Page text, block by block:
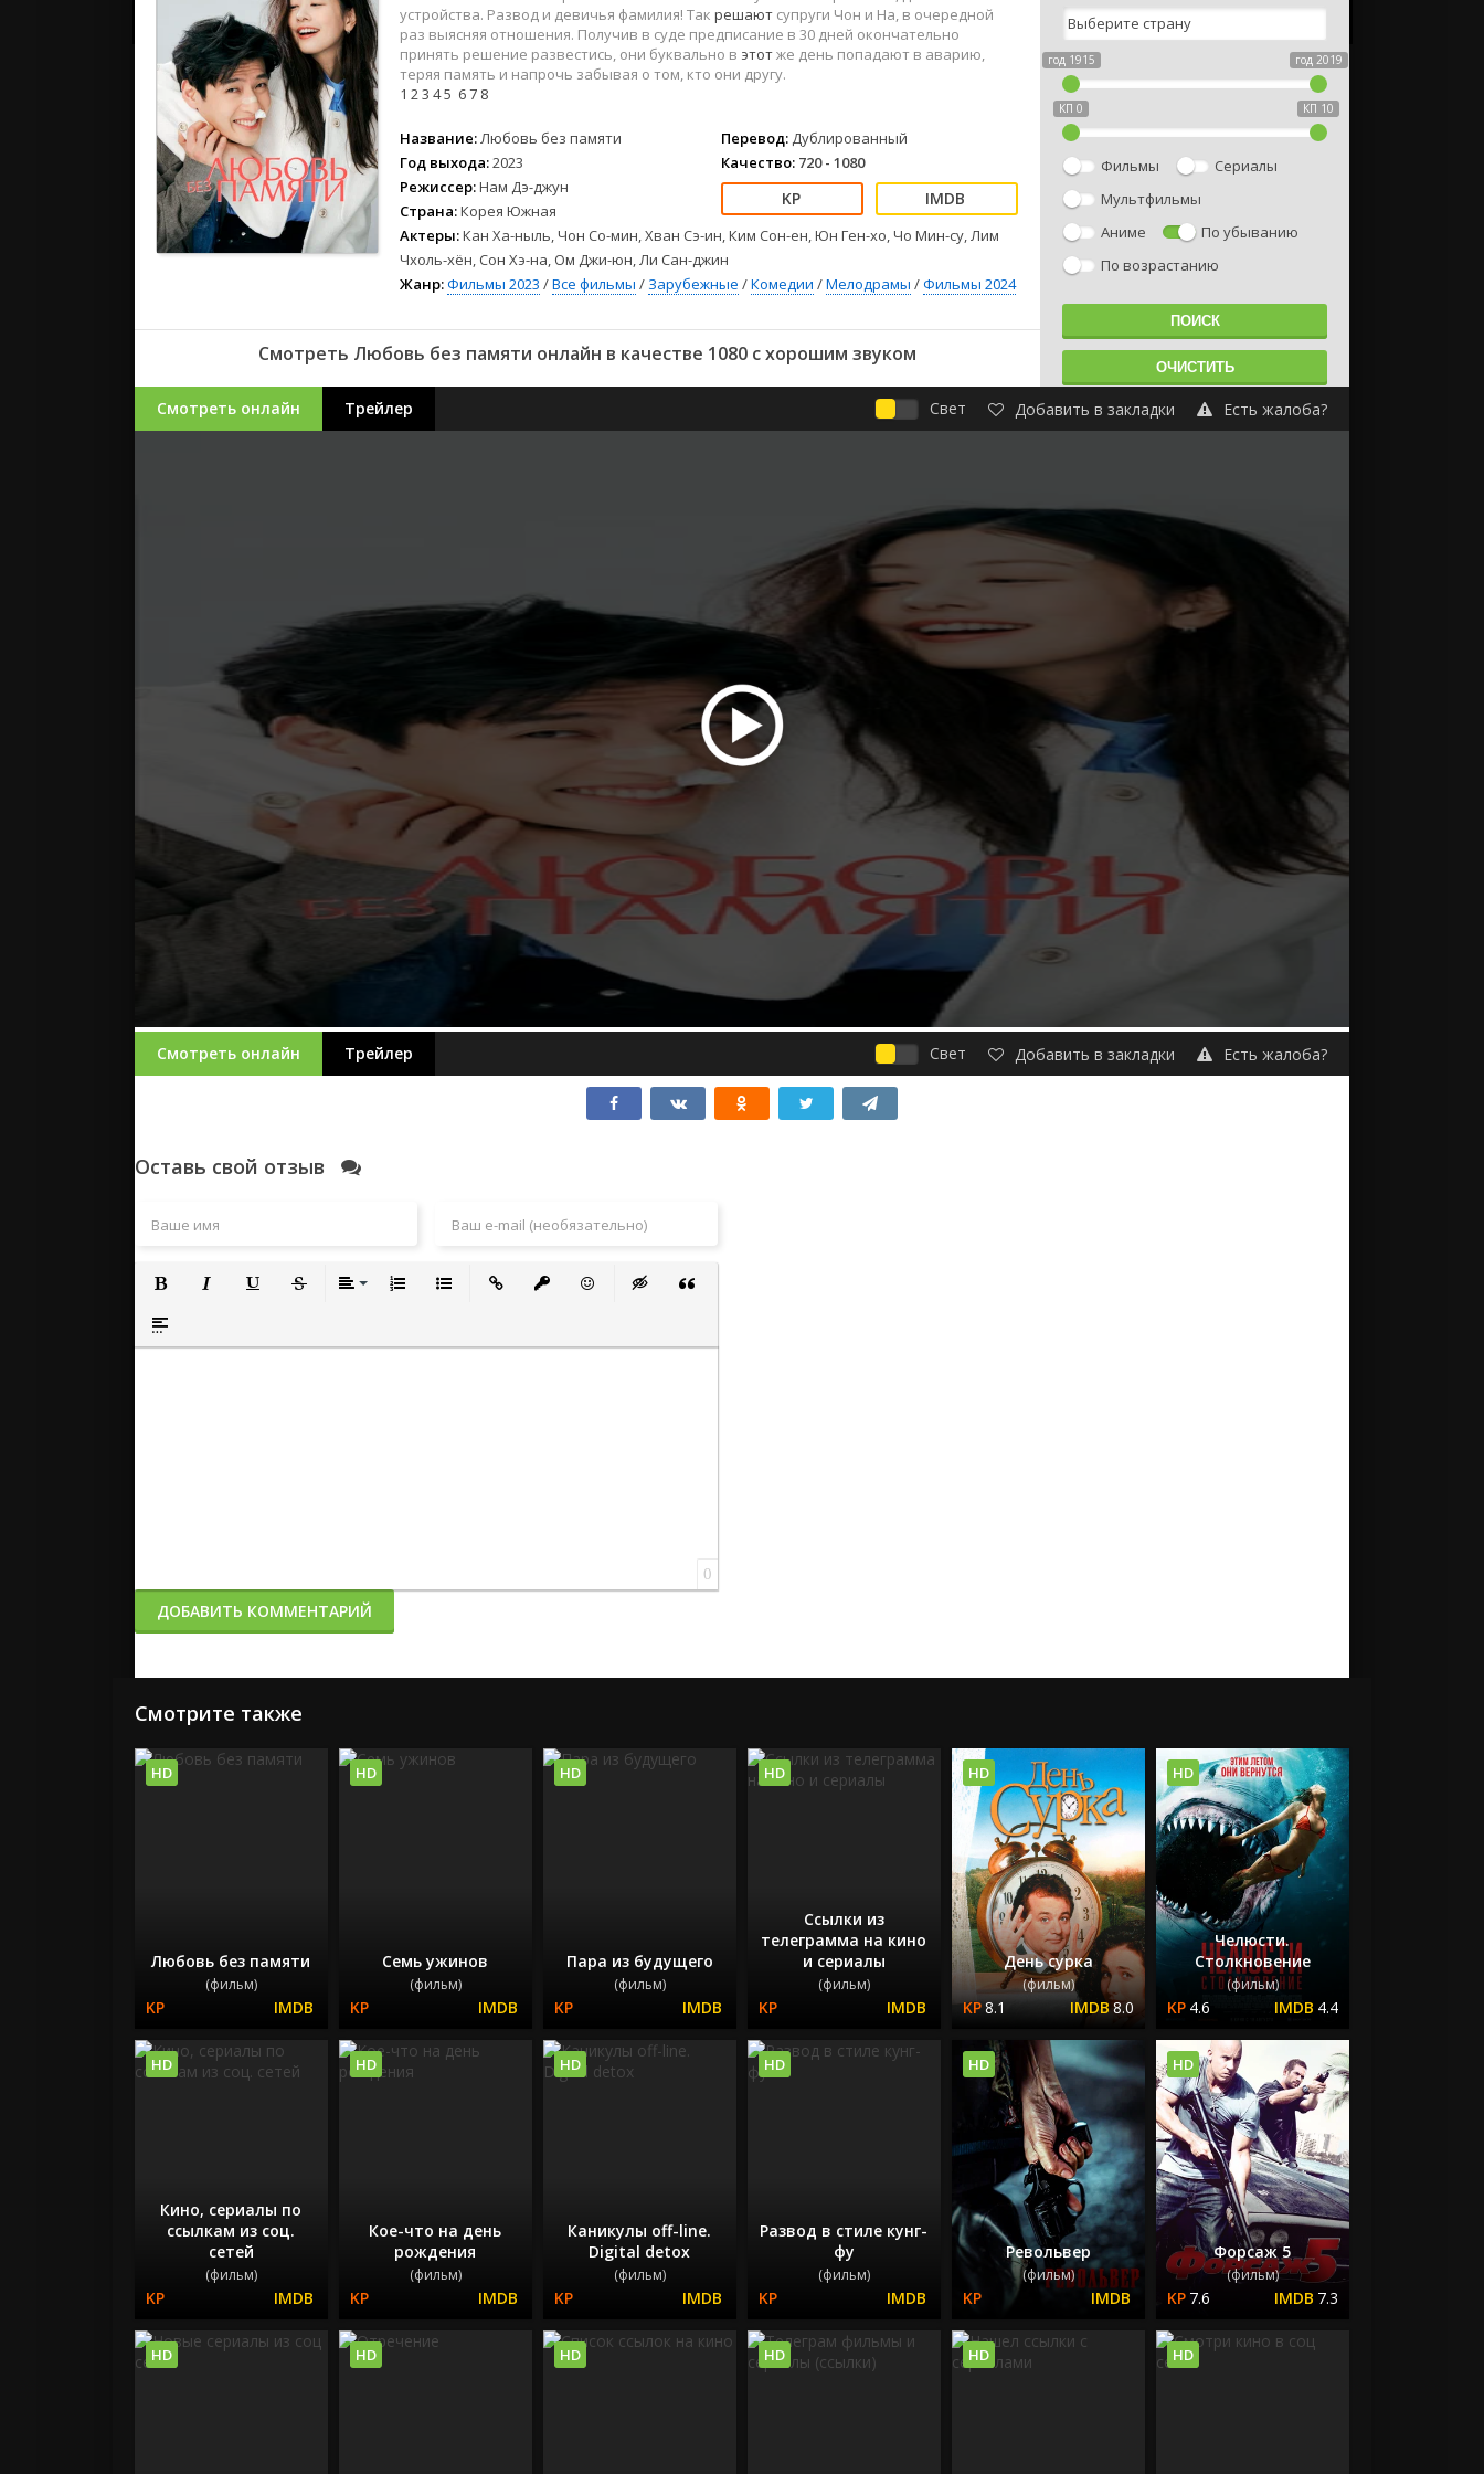
2022
2021
СССР
Зарубежные
Детские
Драмы
Спорт
Триллеры
Фэнтези
2022
2021
СССР
Фильмы из соцетей
устройства. Развод и девичья фамилия! Так решают супруги Чон и На, в очередной
раз выясняя отношения. Получив в суде предписание в 30 дней окончательно
принять решение развестись, они буквально в этотже день попадают в аварию,
теряя память и напрочь забывая о том, кто они другу.
1 23 45 67 8
Название:Любовь без памяти
Год выхода:2023
Режиссер:Нам Дэ-джун
Страна:Корея Южная
Перевод: Дублированный
Качество: 720 - 1080
Актеры:Кан Ха-ныль, Чон Со-мин, Хван Сэ-ин, Ким Сон-ен, Юн Ген-хо, Чо Мин-су, Лим
Чхоль-хён, Сон Хэ-на, Ом Джи-юн, Ли Сан-джин
Жанр:Фильмы 2023 /Все фильмы / Зарубежные /Комедии /Мелодрамы /Фильмы 2024
Смотреть Любовь без памяти онлайн в качестве 1080 с хорошим звуком
год 1915 год 2019
КП 0 КП 10
Фильмы
Сериалы
Мультфильмы
Аниме
По убыванию
По возрастанию
Смотреть онлайн Трейлер Свет Добавить в закладки Есть жалоба?
Смотреть онлайн Трейлер Свет Добавить в закладки Есть жалоба?
Оставь свой отзыв
Полужирный
Вставка спойлера
0
ДОБАВИТЬ КОММЕНТАРИЙ
Смотрите также
Любовь без памяти
(фильм)
HD
Семь ужинов
(фильм)
HD
Пара из будущего
(фильм)
HD
Ссылки из
телеграмма на кино
и сериалы
(фильм)
HD
День сурка
(фильм)
8.1 8.0
HD
Челюсти.
Столкновение
(фильм)
4.6 4.4
HD
Кино, сериалы по
ссылкам из соц.
сетей
(фильм)
HD
Кое-что на день
рождения
(фильм)
HD
Каникулы off-line.
Digital detox
(фильм)
HD
Развод в стиле кунг-
фу
(фильм)
HD
Револьвер
(фильм)
HD
Форсаж 5
(фильм)
7.6 7.3
HD
HD HD HD HD HD HD